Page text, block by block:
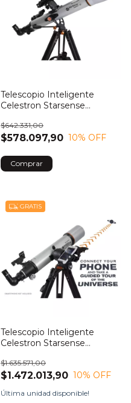
Telescopio Inteligente
Celestron Starsense
$578.097,90
$642.331,00
10% OFF
Comprar
GRATIS
Telescopio Inteligente
Celestron Starsense
$1.472.013,90
$1.635.571,00
10% OFF
Última unidad disponible!